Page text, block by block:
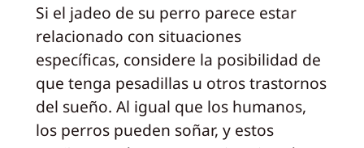
Si el jadeo de su perro parece estar
relacionado con situaciones
específicas, considere la posibilidad de
que tenga pesadillas u otros trastornos
del sueño. Al igual que los humanos,
los perros pueden soñar, y estos